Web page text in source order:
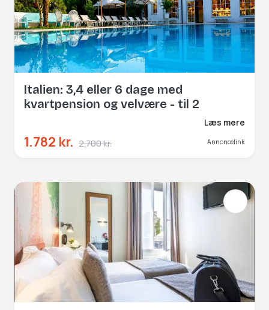
Italien: 3,4 eller 6 dage med
kvartpension og velvære - til 2
Læs mere
1.782 kr. 2.700 kr. Annoncelink